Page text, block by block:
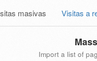
masivas Visitas a
Import a list of